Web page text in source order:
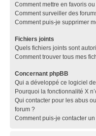
Comment mettre en favoris
Comment surveiller des
Comment puis-je supprimer
Fichiers joints
Quels fichiers joints sont
Comment trouver tous mes
Concernant phpBB
Qui a développé ce logiciel
Pourquoi la fonctionnalité X
Qui contacter pour les abus
forum ?
Comment puis-je contacter